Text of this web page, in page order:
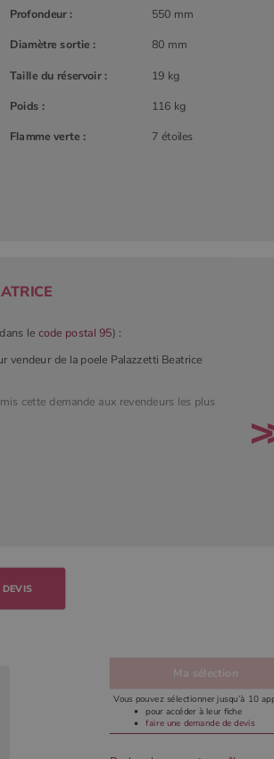
Profondeur : 550 mm
Diamètre sortie : 80 mm
Taille du réservoir :
19 kg
Poids :
116 kg
Flamme verte : 7 étoiles
le code postal 95) :
vendeur de la poele Palazzetti Beatrice
cette demande aux revendeurs les plus
DEVIS
Ma sélection
Vous pouvez sélectionner jusqu’à 10
pour accéder à leur fiche
faire une demande de devis